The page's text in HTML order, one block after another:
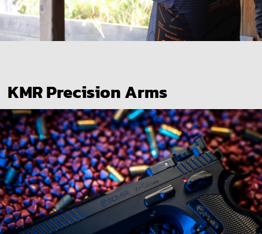
KMR Precision Arms